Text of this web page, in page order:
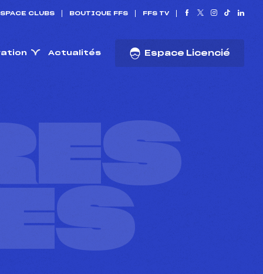
CLUBS BOUTIQUE FFS FFS TV
Actualités Espace Licencié